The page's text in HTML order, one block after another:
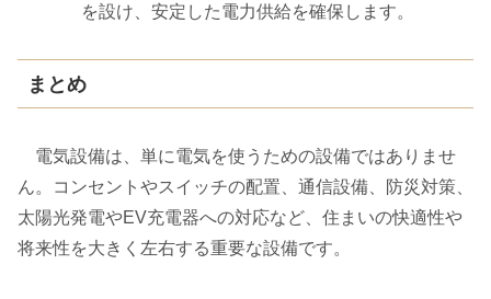
を設け、安定した電力供給を確保します。
まとめ
電気設備は、単に電気を使うための設備ではありませ
ん。コンセントやスイッチの配置、通信設備、防災対策、
太陽光発電やEV充電器への対応など、住まいの快適性や
将来性を大きく左右する重要な設備です。